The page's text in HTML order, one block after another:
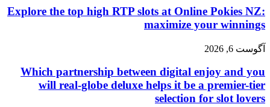
Explore the top high RTP slots at Online
maximize your
Which partnership between digital enjoy
will real-globe deluxe helps it be a
selection for slot